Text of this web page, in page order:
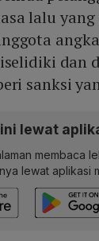
lalu
dan
sanksi
lewat
membaca
lewat aplikasi